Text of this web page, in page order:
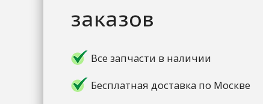
заказов
Все запчасти в наличии
Бесплатная доставка по Москве